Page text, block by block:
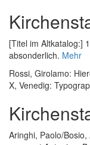
[Titel im Altkatalog:]
absonderlich. Mehr
Rossi, Girolamo:
X, Venedig:
Aringhi, Paolo/Bosio,